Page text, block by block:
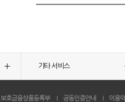
기타 서비스
보호금융상품등록부 공동인증안내 이용